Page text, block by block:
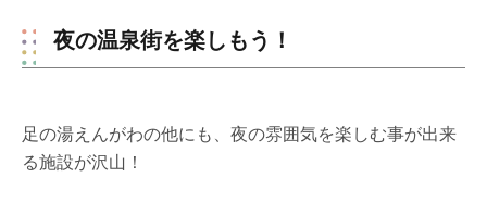
夜の温泉街を楽しもう！
足の湯えんがわの他にも、夜の雰囲気を楽しむ事が出来
る施設が沢山！